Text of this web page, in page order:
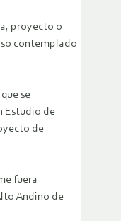
proyecto o
contemplado
se
Estudio de
de
fuera
Andino de